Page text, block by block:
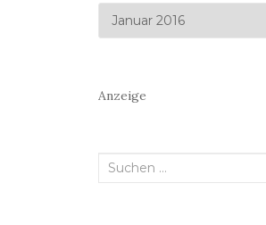
Archiv
Anzeige
Suchen